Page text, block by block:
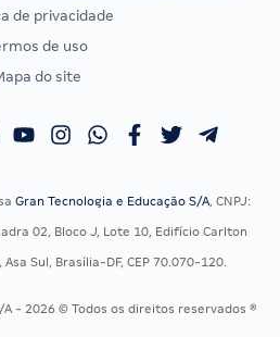
EXAME DE ORDEM
Calendário OAB
de privacidade
de uso
do site
Gran Tecnologia e Educação S/A, CNPJ:
02, Bloco J, Lote 10, Edifício Carlton
Asa Sul, Brasília-DF, CEP 70.070-120.
A - 2026 © Todos os direitos reservados ®